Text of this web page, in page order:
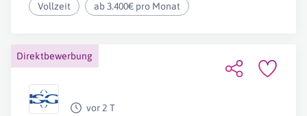
Vollzeit ab 3.400€ pro Monat
Direktbewerbung
vor 2 T